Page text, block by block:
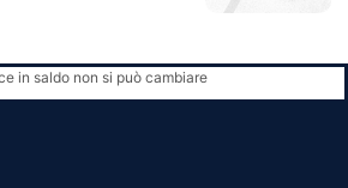
in saldo non si può cambiare